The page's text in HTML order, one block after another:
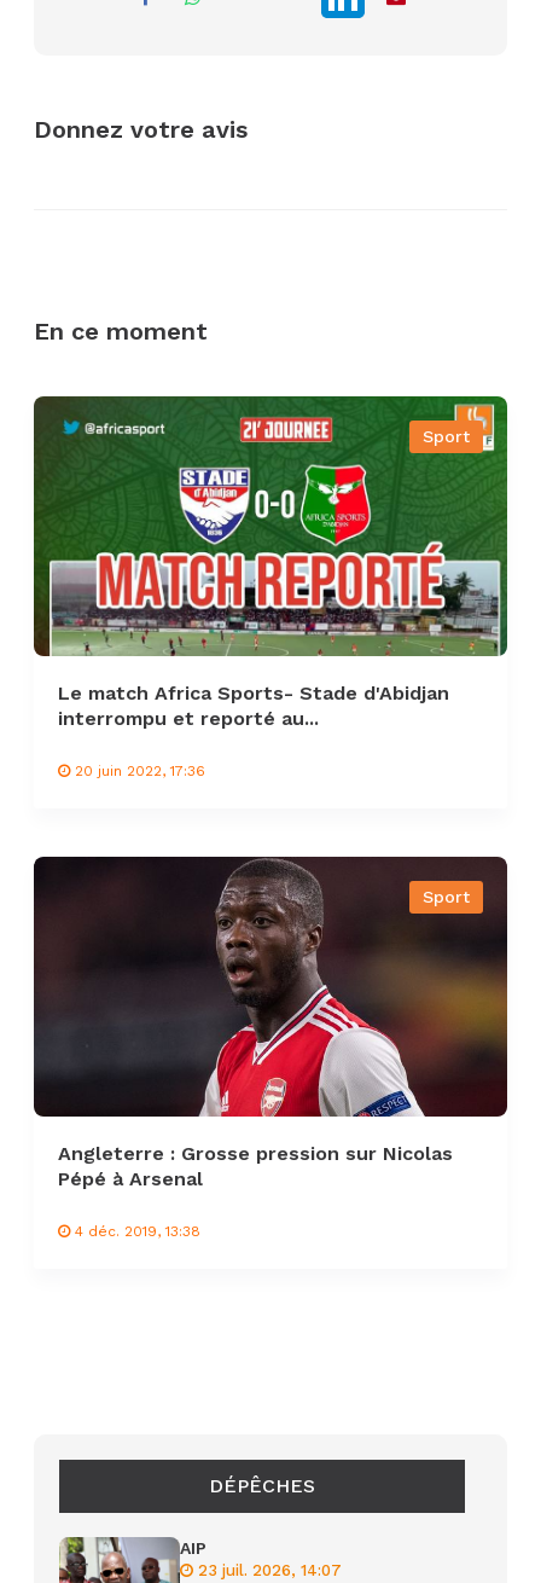
Donnez votre avis
En ce moment
Sport
Le match Africa Sports- Stade d'Abidjan
interrompu et reporté au...
20 juin 2022, 17:36
Sport
Angleterre : Grosse pression sur Nicolas
Pépé à Arsenal
4 déc. 2019, 13:38
DÉPÊCHES
AIP
23 juil. 2026, 14:07